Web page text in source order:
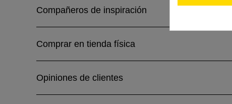
Compañeros de inspiración
Comprar en tienda física
Opiniones de clientes